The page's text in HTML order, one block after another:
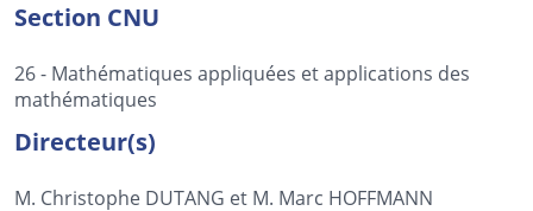
Section CNU
26 - Mathématiques appliquées et applications des
mathématiques
Directeur(s)
M. Christophe DUTANG et M. Marc HOFFMANN